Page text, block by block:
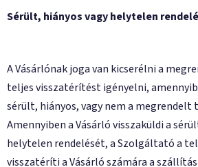
Sérült, hiányos vagy helytelen
A Vásárlónak joga van kicserélni a
teljes visszatérítést igényelni,
sérült, hiányos, vagy nem a
Amennyiben a Vásárló visszaküldi a
helytelen rendelését, a Szolgáltató a
visszatéríti a Vásárló számára a